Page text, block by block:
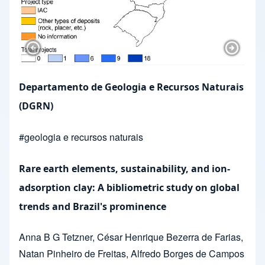
Departamento de Geologia e Recursos Naturais
(DGRN)
#geologia e recursos naturais
Rare earth elements, sustainability, and ion-
adsorption clay: A bibliometric study on global
trends and Brazil's prominence
Anna B G Tetzner, César Henrique Bezerra de Farias,
Natan Pinheiro de Freitas, Alfredo Borges de Campos
Previous Slide Next